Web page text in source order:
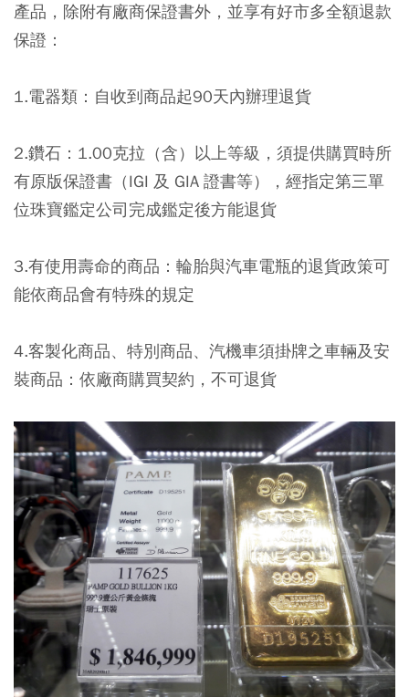
產品，除附有廠商保證書外，並享有好市多全額退款
保證：
1.電器類：自收到商品起90天內辦理退貨
2.鑽石：1.00克拉（含）以上等級，須提供購買時所
有原版保證書（IGI 及 GIA 證書等），經指定第三單
位珠寶鑑定公司完成鑑定後方能退貨
3.有使用壽命的商品：輪胎與汽車電瓶的退貨政策可
能依商品會有特殊的規定
4.客製化商品、特別商品、汽機車須掛牌之車輛及安
裝商品：依廠商購買契約，不可退貨